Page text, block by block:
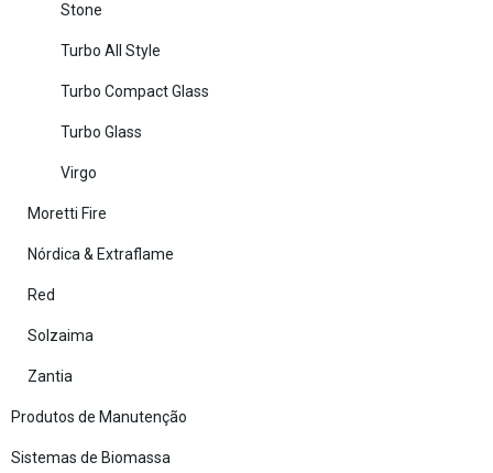
Stone
Turbo All Style
Turbo Compact Glass
Turbo Glass
Virgo
Moretti Fire
Nórdica & Extraflame
Red
Solzaima
Zantia
Produtos de Manutenção
Sistemas de Biomassa